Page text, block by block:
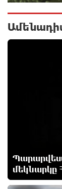
և
մեկնարկը
1